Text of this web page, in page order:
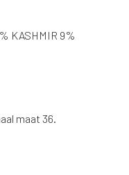
KASHMIR 9%
maat 36.